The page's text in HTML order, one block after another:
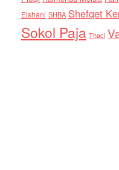
Elshani SHBA Shefqet
Sokol Paja Thaci